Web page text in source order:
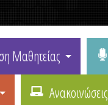
Μαθητείας
Ανακοινώσεις